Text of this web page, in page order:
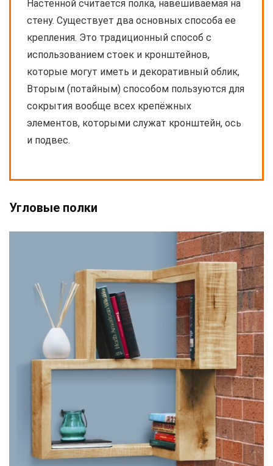
Настенной считается полка, навешиваемая на
стену. Существует два основных способа ее
крепления. Это традиционный способ с
использованием стоек и кронштейнов,
которые могут иметь и декоративный облик,
Вторым (потайным) способом пользуются для
сокрытия вообще всех крепёжных
элементов, которыми служат кронштейн, ось
и подвес.
Угловые полки